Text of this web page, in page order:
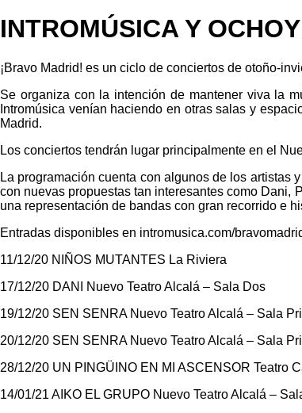
INTROMÚSICA Y
¡Bravo Madrid! es un ciclo de conciertos de otoño-
Se organiza con la intención de mantener viva la
Intromúsica venían haciendo en otras salas y
Madrid.
Los conciertos tendrán lugar principalmente en el
La programación cuenta con algunos de los artistas
con nuevas propuestas tan interesantes como Dani,
una representación de bandas con gran recorrido e
Entradas disponibles en intromusica.com/
11/12/20 NIÑOS MUTANTES La Riviera
17/12/20 DANI Nuevo Teatro Alcalá – Sala Dos
19/12/20 SEN SENRA Nuevo Teatro Alcalá – Sala
20/12/20 SEN SENRA Nuevo Teatro Alcalá – Sala
28/12/20 UN PINGÜINO EN MI ASCENSOR Teatro
14/01/21 AIKO EL GRUPO Nuevo Teatro Alcalá –